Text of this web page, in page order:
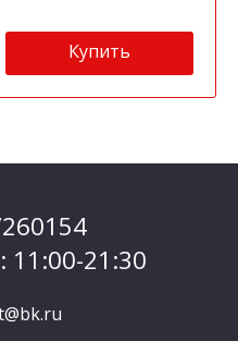
Купить
11:00-21:30